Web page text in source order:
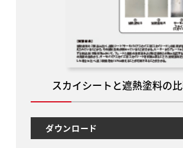
スカイシートと遮熱塗料の
ダウンロード